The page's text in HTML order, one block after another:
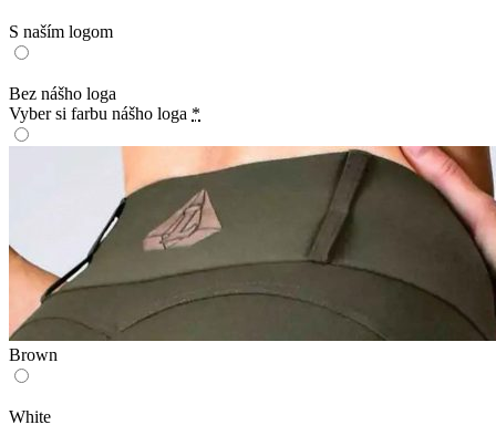
S naším logom
Bez nášho loga
Vyber si farbu nášho loga *
Brown
White